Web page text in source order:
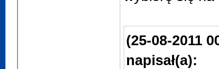
(25-08-2011
napisał(a):